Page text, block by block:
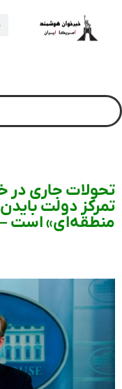
تحولات جاری در
تمرکز دولت
منطقه‌ای» است –